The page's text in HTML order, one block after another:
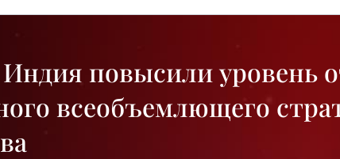
повысили уровень
всеобъемлющего